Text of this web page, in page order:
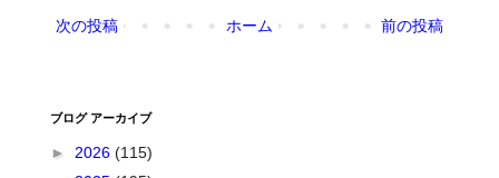
次の投稿 前の投稿
ホーム
ブログ アーカイブ
► 2026(115)